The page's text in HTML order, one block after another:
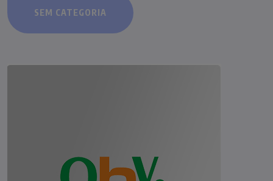
SEM CATEGORIA